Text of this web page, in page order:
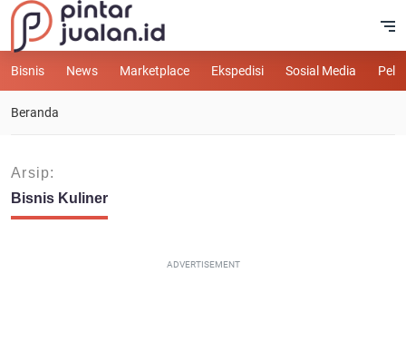
Bisnis News Marketplace Ekspedisi Sosial Media
Beranda
Arsip:
Bisnis Kuliner
ADVERTISEMENT